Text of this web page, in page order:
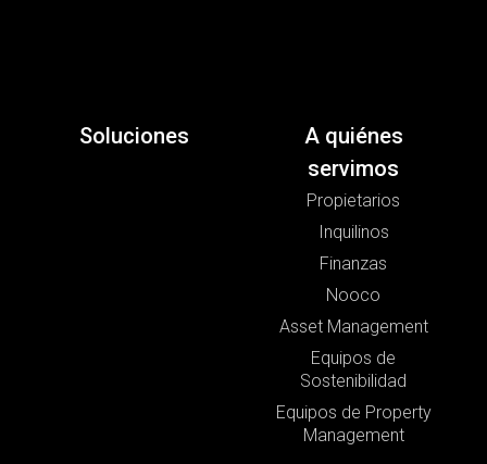
Soluciones
A quiénes
servimos
Propietarios
Inquilinos
Finanzas
Nooco
Asset Management
Equipos de
Sostenibilidad
Equipos de Property
Management